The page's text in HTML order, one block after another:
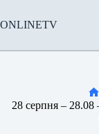
вмісту
ONLINETV
28 серпня – 28.08